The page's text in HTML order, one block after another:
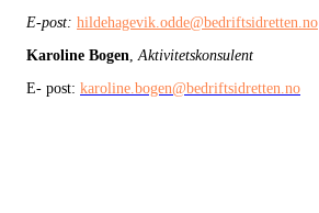
E-post: hildehagevik.odde@bedriftsidretten.no
Karoline Bogen Aktivitetskonsulent
E- post: karoline.bogen@bedriftsidretten.no